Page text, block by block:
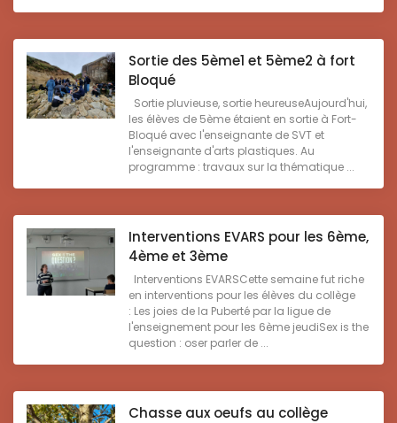
Sortie des 5ème1 et 5ème2 à fort
Bloqué
Sortie pluvieuse, sortie heureuseAujourd'hui,
les élèves de 5ème étaient en sortie à Fort-
Bloqué avec l'enseignante de SVT et
l'enseignante d'arts plastiques. Au
programme : travaux sur la thématique ...
Interventions EVARS pour les 6ème,
4ème et 3ème
Interventions EVARSCette semaine fut riche
en interventions pour les élèves du collège
: Les joies de la Puberté par la ligue de
l'enseignement pour les 6ème jeudiSex is the
question : oser parler de ...
Chasse aux oeufs au collège